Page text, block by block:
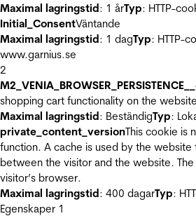
Maximal lagringstid: 1 årTyp: HTTP-
Initial_ConsentVäntande
Maximal lagringstid: 1 dagTyp: HTTP-
www.garnius.se
2
shopping cart functionality on the
Maximal lagringstid: BeständigTyp:
private_content_versionThis cookie is
function. A cache is used by the
between the visitor and the website.
visitor’s browser.
Maximal lagringstid: 400 dagarTyp:
Egenskaper 1